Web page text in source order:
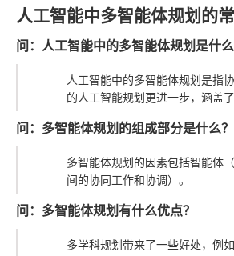
人工智能中多智能体规划的
问：人工智能中的多智能体规划是什么
人工智能中的多智能体规划是指
的人工智能规划更进一步，涵盖
问：多智能体规划的组成部分是什么？
多智能体规划的因素包括智能体
间的协同工作和协调）。
问：多智能体规划有什么优点？
多学科规划带来了一些好处，例